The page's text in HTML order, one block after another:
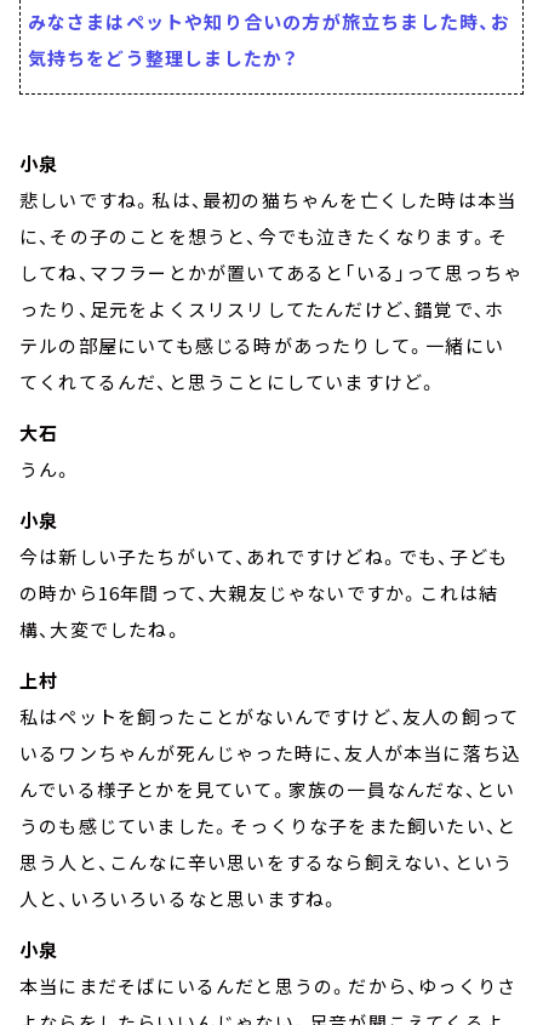
みなさまはペットや知り合いの方が旅立ちました時、お
気持ちをどう整理しましたか？
小泉
悲しいですね。私は、最初の猫ちゃんを亡くした時は本当
に、その子のことを想うと、今でも泣きたくなります。そ
してね、マフラーとかが置いてあると「いる」って思っちゃ
ったり、足元をよくスリスリしてたんだけど、錯覚で、ホ
テルの部屋にいても感じる時があったりして。一緒にい
てくれてるんだ、と思うことにしていますけど。
大石
うん。
小泉
今は新しい子たちがいて、あれですけどね。でも、子ども
の時から16年間って、大親友じゃないですか。これは結
構、大変でしたね。
上村
私はペットを飼ったことがないんですけど、友人の飼って
いるワンちゃんが死んじゃった時に、友人が本当に落ち込
んでいる様子とかを見ていて。家族の一員なんだな、とい
うのも感じていました。そっくりな子をまた飼いたい、と
思う人と、こんなに辛い思いをするなら飼えない、という
人と、いろいろいるなと思いますね。
小泉
本当にまだそばにいるんだと思うの。だから、ゆっくりさ